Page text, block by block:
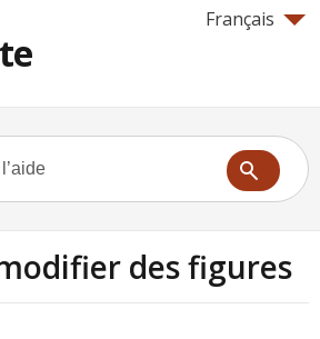
Français
des figures